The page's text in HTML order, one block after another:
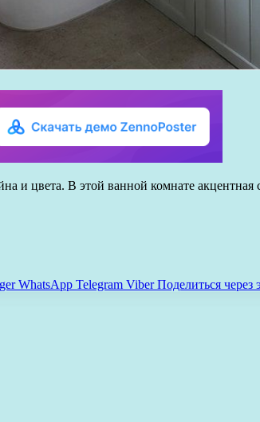
и цвета. В этой ванной комнате
WhatsApp Telegram Viber Поделиться